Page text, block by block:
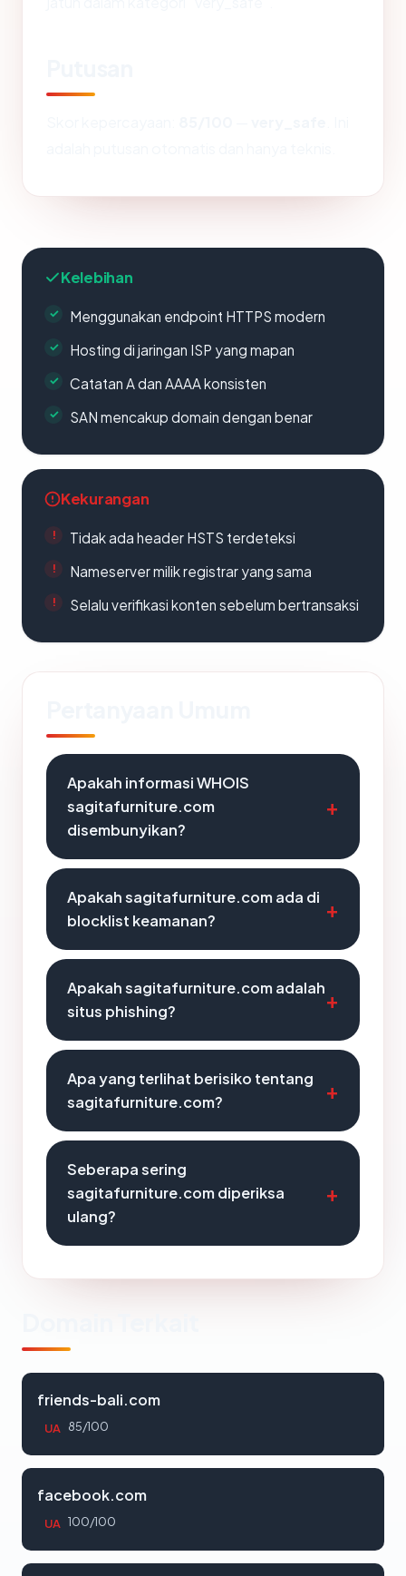
Kelebihan
Menggunakan endpoint HTTPS modern
Hosting di jaringan ISP yang mapan
Catatan A dan AAAA konsisten
SAN mencakup domain dengan benar
Kekurangan
Tidak ada header HSTS terdeteksi
Nameserver milik registrar yang sama
Selalu verifikasi konten sebelum bertransaksi
Apakah informasi WHOIS
sagitafurniture.com
disembunyikan?
Apakah sagitafurniture.com ada di
blocklist keamanan?
Apakah sagitafurniture.com adalah
situs phishing?
Apa yang terlihat berisiko tentang
sagitafurniture.com?
Seberapa sering
sagitafurniture.com diperiksa
ulang?
friends-bali.com
UA 85/100
facebook.com
UA 100/100